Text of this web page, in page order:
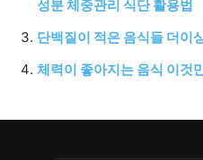
성분 체중관리 식단 활용법
단백질이 적은 음식들 더이
체력이 좋아지는 음식 이것